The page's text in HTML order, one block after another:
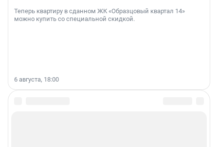
Теперь квартиру в сданном ЖК «Образцовый квартал 14»
можно купить со специальной скидкой.
6 августа, 18:00